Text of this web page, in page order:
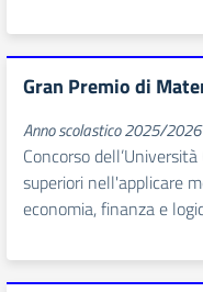
Gran Premio di
Anno scolastico 2025/2026
Concorso
superiori nell'applicare
economia, finanza e